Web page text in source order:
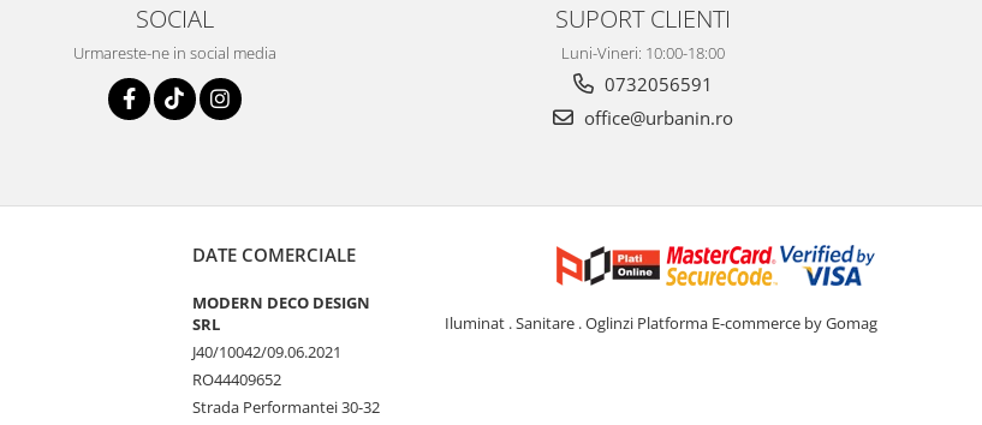
SOCIAL
Urmareste-ne in social media
SUPORT CLIENTI
Luni-Vineri: 10:00-18:00
0732056591
office@urbanin.ro
DATE COMERCIALE
MODERN DECO DESIGN
SRL
J40/10042/09.06.2021
RO44409652
Strada Performantei 30-32
Iluminat . Sanitare . Oglinzi Platforma E-commerce by Gomag